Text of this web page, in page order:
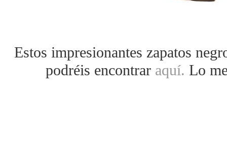
Estos impresionantes zapatos
podréis encontrar aquí. Lo